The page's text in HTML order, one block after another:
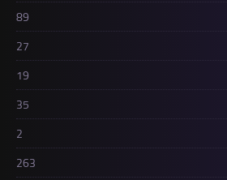
89
27
19
35
2
263